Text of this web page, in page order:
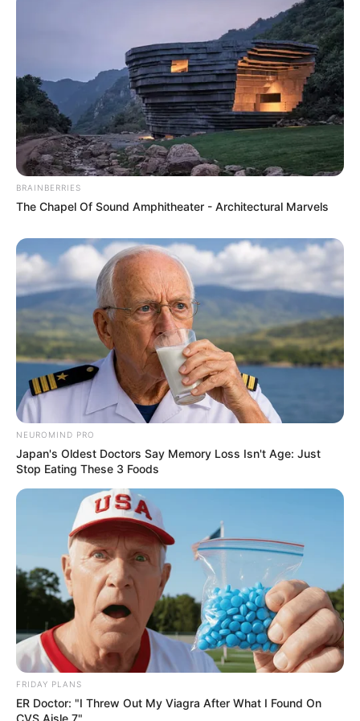
Veranstaltungstipps für den Kreis Darmstadt-
Dieburg und die kreisfreie Stadt Darmstadt:
Events undVeranstaltungen in Darmstadt , die auf
unseren Seiten selber eingetragen werden können.
Veranstaltungen in Griesheim
undFasching.
Eingetragene Veranstaltungen inPfungstadt.
Feste undVeranstaltungen in Weiterstadt
Benachbarte Kreise und Regionen:
Kreis Groß-Gerau -Kreis
Offenbach + Frankfurt
-
Kreis Bergstraße
-Kreis
Aschaffenburg-
Odenwaldkreis
Ausflugs- oder Freizeittipp für den Kreis
Darmstadt-Dieburg und für Darmstadt eintragen:
Name oder Pseudonym *:
Bezeichnung des Ausflugs- oder Freizeitziels *:
URL bzw. Link (wenn vorhanden):
Kurztext zum Ausflugs- oder Freizeitziel *:
BRAINBERRIES
The Chapel Of Sound Amphitheater - Architectural Marvels
NEUROMIND PRO
Japan's Oldest Doctors Say Memory Loss Isn't Age: Just
Stop Eating These 3 Foods
FRIDAY PLANS
ER Doctor: "I Threw Out My Viagra After What I Found On